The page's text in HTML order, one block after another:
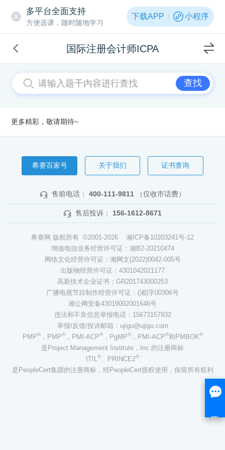
多平台全面支持
方便选课，随时随地学习
下载APP 小程序
国际注册会计师ICPA
查找
更多精彩，敬请期待~
希赛百家号 关于我们 证书查询
售前电话： 400-111-9811 （仅收市话费）
售后投诉： 156-1612-8671
希赛网 版权所有 ©2001-2026 湘ICP备10203241号-12
增值电信业务经营许可证：湘B2-20210474
网络文化经营许可证：湘网文(2022)0042-005号
出版物经营许可证：4301042021177
高新技术企业证书：GR201743000253
广播电视节目制作经营许可证：(湘)字00306号
湘公网安备43019002001646号
违法和不良信息举报电话：15673157832
举报/反馈/投诉邮箱：ujigu@ujigu.com
PMP®，PMP®，PMI-ACP®，PgMP®，PMI-ACP®和PMBOK®
是Project Management Institute，Inc.的注册商标
ITIL®、PRINCE2®
是PeopleCert集团的注册商标，经PeopleCert授权使用，保留所有权利